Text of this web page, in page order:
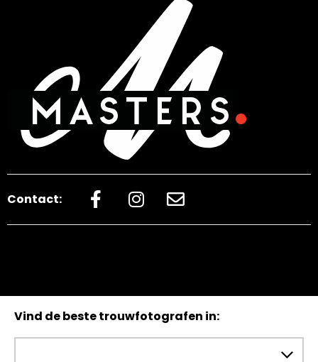
Contact:
Vind de beste trouwfotografen in: